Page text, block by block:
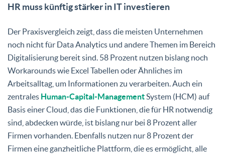
HR muss künftig stärker in IT investieren
Der Praxisvergleich zeigt, dass die meisten Unternehmen
noch nicht für Data Analytics und andere Themen im Bereich
Digitalisierung bereit sind. 58 Prozent nutzen bislang noch
Workarounds wie Excel Tabellen oder Ähnliches im
Arbeitsalltag, um Informationen zu verarbeiten. Auch ein
zentrales Human-Capital-ManagementSystem (HCM) auf
Basis einer Cloud, das die Funktionen, die für HR notwendig
sind, abdecken würde, ist bislang nur bei 8 Prozent aller
Firmen vorhanden. Ebenfalls nutzen nur 8 Prozent der
Firmen eine ganzheitliche Plattform, die es ermöglicht, alle